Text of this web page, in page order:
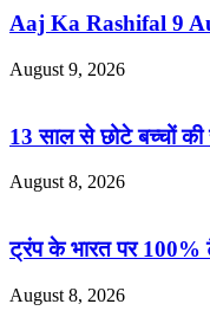
Aaj Ka Rashifal 9
August 9, 2026
13 साल से छोटे बच्चों
August 8, 2026
ट्रंप के भारत पर 100%
August 8, 2026